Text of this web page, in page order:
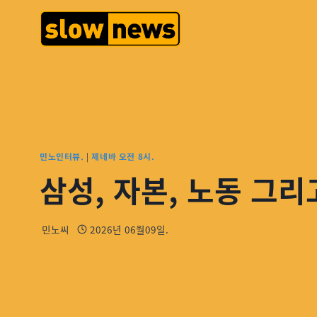
민노인터뷰. |제네바 오전 8시.
삼성, 자본, 노동 그리
민노씨 2026년 06월09일.